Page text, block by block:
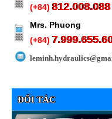
(+84)812.008.088
Mrs. Phuong
(+84)
ĐỐI TÁC